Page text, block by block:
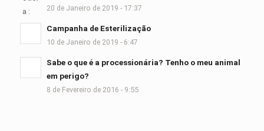
20 de Janeiro de 2019 - 17:37
Campanha de Esterilização
10 de Janeiro de 2019 - 6:47
Sabe o que é a processionária? Tenho o meu animal
em perigo?
8 de Fevereiro de 2016 - 9:55